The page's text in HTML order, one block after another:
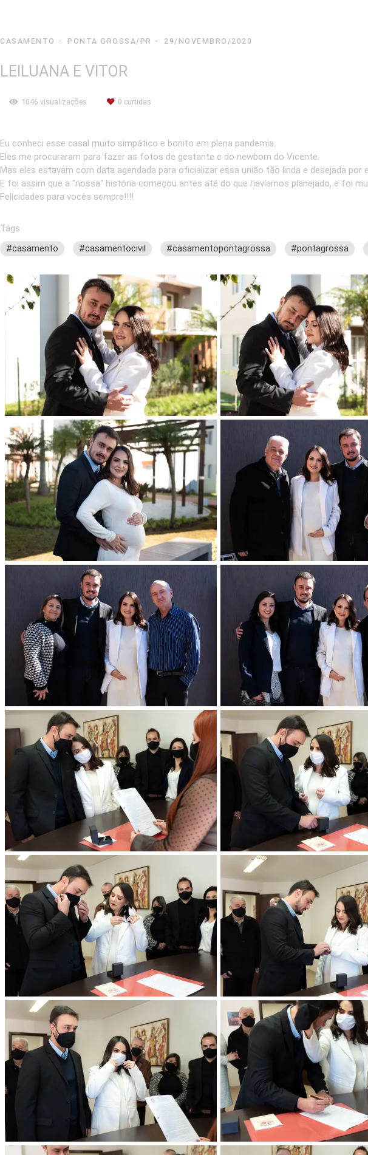
CASAMENTO PONTA GROSSA/PR 29/NOVEMBRO/2020
LEILUANA E VITOR
1046 visualizações 0 curtidas
Eu conheci esse casal muito simpático e bonito em plena pandemia.
Eles me procuraram para fazer as fotos de gestante e do newborn do Vicente.
Mas eles estavam com data agendada para oficializar essa união tão linda e desejada
E foi assim que a "nossa" história começou antes até do que havíamos planejado, e foi
Felicidades para vocês sempre!!!!
Tags
#casamento
#casamentocivil #casamentopontagrossa #pontagrossa